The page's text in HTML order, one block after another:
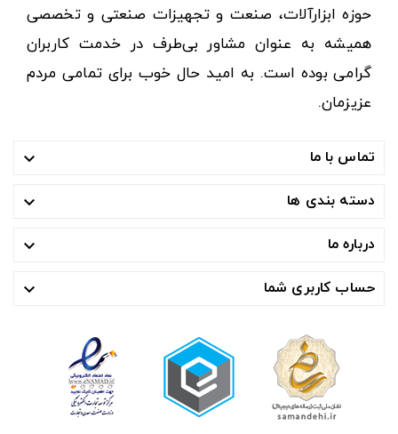
حوزه ابزارآلات، صنعت و تجهیزات صنعتی و تخصصی
همیشه به عنوان مشاور بی‌طرف در خدمت کاربران
گرامی بوده است. به امید حال خوب برای تمامی مردم
عزیزمان.
تماس با ما 
دسته بندی ها 
درباره ما 
حساب کاربری شما 